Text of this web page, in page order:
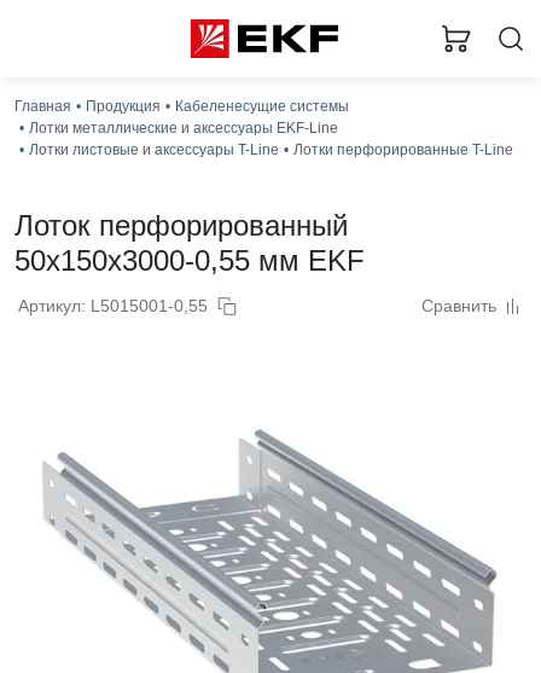
Главная Продукция
Кабеленесущие системы
Лотки металлические и аксессуары EKF-Line
Лотки листовые и аксессуары T-Line
Лотки перфорированные T-Line
Лоток перфорированный
50x150x3000-0,55 мм EKF
Артикул: L5015001-0,55 Сравнить